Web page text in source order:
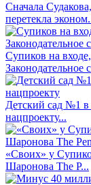
Сначала
перетекла
Супиков на
Законодательное
Детский сад №1
нацпроекту...
«Своих» у
Шаронова The P...